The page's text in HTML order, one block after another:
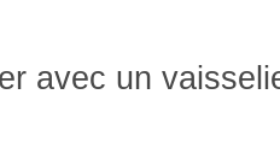
avec un